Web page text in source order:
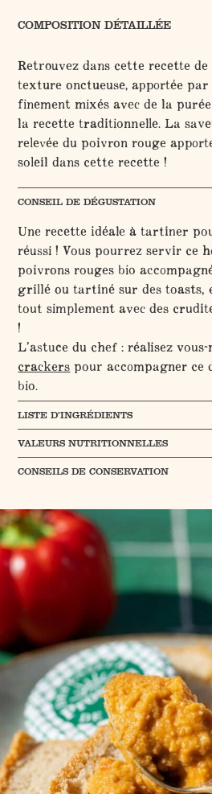
COMPOSITION DÉTAILLÉE
Retrouvez dans cette recette de
texture onctueuse, apportée
finement mixés avec de la purée
la recette traditionnelle. La
relevée du poivron rouge
soleil dans cette recette !
CONSEIL DE DÉGUSTATION
Une recette idéale à tartiner
réussi ! Vous pourrez servir ce
poivrons rouges bio
grillé ou tartiné sur des toasts,
tout simplement avec des
!
L’astuce du chef : réalisez vous-
crackers pour accompagner ce
bio.
LISTE D’INGRÉDIENTS
VALEURS NUTRITIONNELLES
CONSEILS DE CONSERVATION